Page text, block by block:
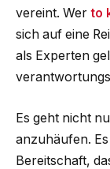
vereint. Wer to
sich auf eine
als Experten
Es geht nicht
anzuhäufen.
Bereitschaft,